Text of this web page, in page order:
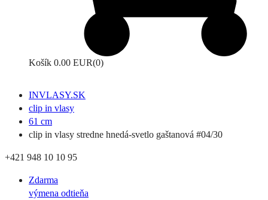
Košík 0.00 EUR(0)
INVLASY.SK
clip in vlasy
61 cm
clip in vlasy stredne hnedá-svetlo gaštanová #04/30
+421 948 10 10 95
Zdarma
výmena odtieňa